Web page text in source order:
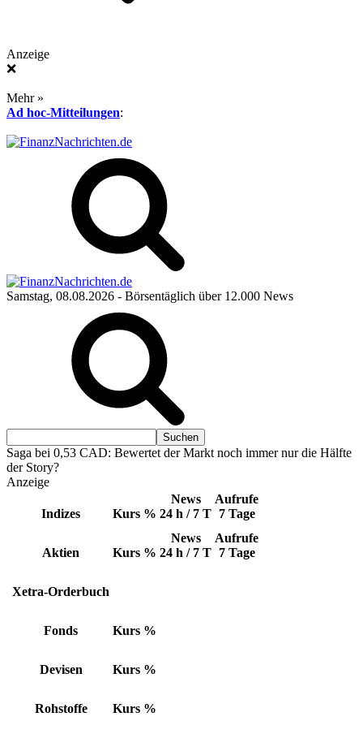
Anzeige
❌
Mehr »
Ad hoc-Mitteilungen:
Samstag, 08.08.2026 - Börsentäglich über 12.000 News
Saga bei 0,53 CAD: Bewertet der Markt noch immer nur die Hälfte
der Story?
Anzeige
Indizes Kurs %
News
24 h / 7 T
Aufrufe
7 Tage
Aktien Kurs %
News
24 h / 7 T
Aufrufe
7 Tage
Xetra-Orderbuch
Fonds Kurs %
Devisen Kurs %
Rohstoffe Kurs %